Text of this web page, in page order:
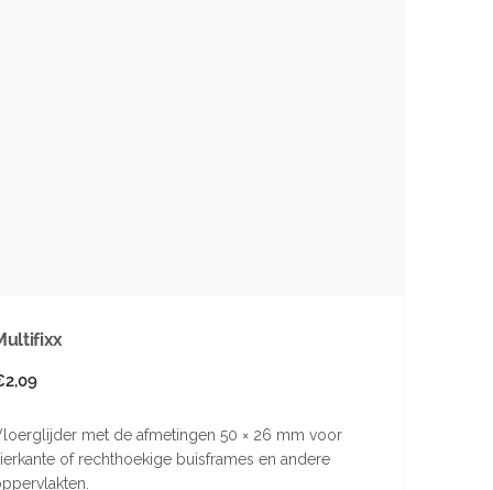
met de afmetingen 50 × 26 mm voor
of rechthoekige buisframes en andere